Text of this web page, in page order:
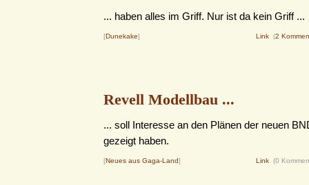
... haben alles im Griff. Nur ist da kein Griff ...
[Dunekake] Link (2
Revell Modellbau ...
... soll Interesse an den Plänen der neuen
gezeigt haben.
[Neues aus Gaga-Land] Link (0